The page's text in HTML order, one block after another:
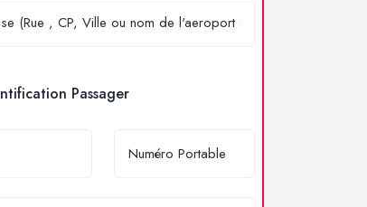
Passager